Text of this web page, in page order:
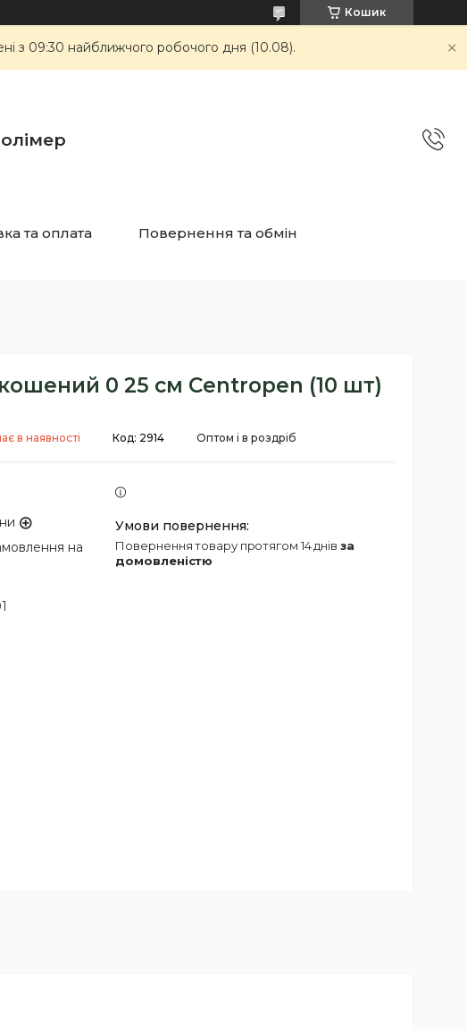
Кошик
з 09:30 найближчого робочого дня (10.08).
та оплата Повернення та обмін
0 25 см Centropen (10 шт)
в наявності Оптом і в роздріб
Код: 2914
на
повернення товару протягом 14 днів за
домовленістю